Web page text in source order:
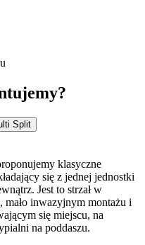
Split
klasyczne
się z jednej jednostki
Jest to strzał w
mało inwazyjnym montażu i
się miejscu, na
na poddaszu.